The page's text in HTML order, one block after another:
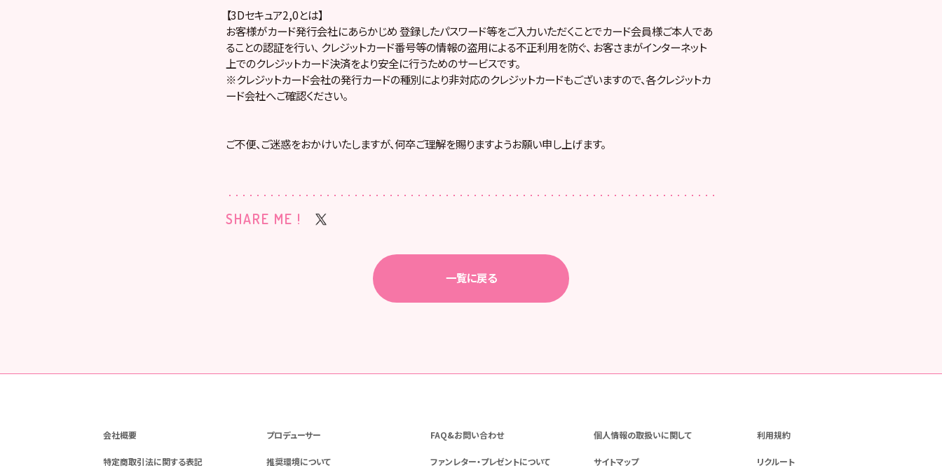
【3Dセキュア2,0とは】
お客様がカード発行会社にあらかじめ 登録したパスワード等をご入力いただくことでカード会員様ご本人であ
ることの認証を行い、 クレジットカード番号等の情報の盗用による不正利用を防ぐ、 お客さまがインターネット
上でのクレジットカード決済をより安全に行うためのサービスです。
※クレジットカード会社の発行カードの種別により非対応のクレジットカードもございますので、各クレジットカ
ード会社へご確認ください。
ご不便、ご迷惑をおかけいたしますが、何卒ご理解を賜りますようお願い申し上げます。
SHARE ME !
一覧に戻る
会社概要 プロデューサー FAQ&お問い合わせ 個人情報の取扱いに関して 利用規約
特定商取引法に関する表記 推奨環境について ファンレター・プレゼントについて サイトマップ リクルート